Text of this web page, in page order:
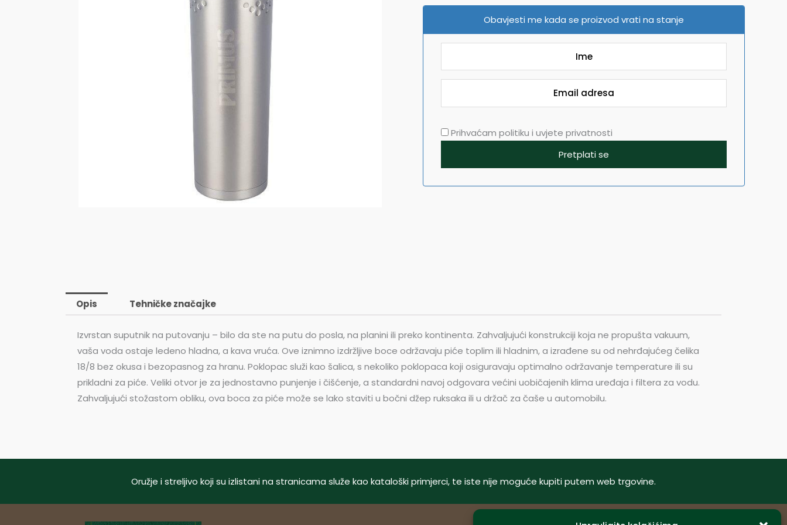
Obavjesti me kada se proizvod vrati na stanje
Prihvaćam politiku i uvjete privatnosti
Opis Tehničke značajke
Izvrstan suputnik na putovanju – bilo da ste na putu do posla, na planini ili preko kontinenta. Zahvaljujući konstrukciji koja ne propušta vakuum,
vaša voda ostaje ledeno hladna, a kava vruća. Ove iznimno izdržljive boce održavaju piće toplim ili hladnim, a izrađene su od nehrđajućeg čelika
18/8 bez okusa i bezopasnog za hranu. Poklopac služi kao šalica, s nekoliko poklopaca koji osiguravaju optimalno održavanje temperature ili su
prikladni za piće. Veliki otvor je za jednostavno punjenje i čišćenje, a standardni navoj odgovara većini uobičajenih klima uređaja i filtera za vodu.
Zahvaljujući stožastom obliku, ova boca za piće može se lako staviti u bočni džep ruksaka ili u držač za čaše u automobilu.
Oružje i streljivo koji su izlistani na stranicama služe kao kataloški primjerci, te iste nije moguće kupiti putem web trgovine.